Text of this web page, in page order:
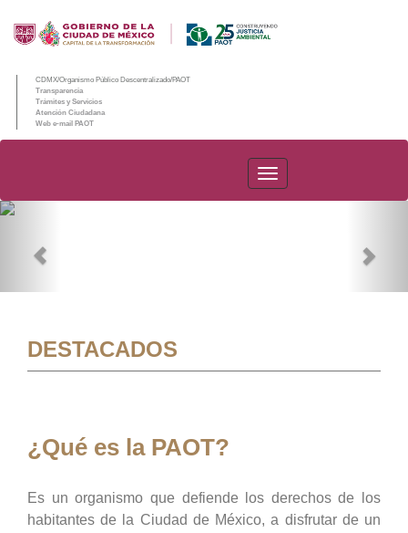
CDMX/Organismo Público Descentralizado/PAOT
Transparencia
Trámites y Servicios
Atención Ciudadana
Web e-mail PAOT
PAOT
DESTACADOS
¿Qué es la PAOT?
Es un organismo que defiende los derechos de los
habitantes de la Ciudad de México, a disfrutar de un